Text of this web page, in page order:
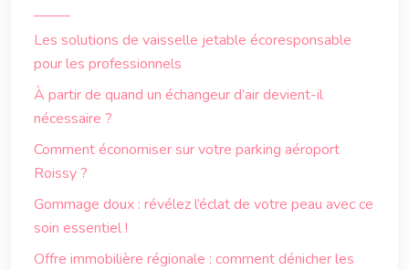
Les solutions de vaisselle jetable écoresponsable
pour les professionnels
À partir de quand un échangeur d’air devient-il
nécessaire ?
Comment économiser sur votre parking aéroport
Roissy ?
Gommage doux : révélez l’éclat de votre peau avec ce
soin essentiel !
Offre immobilière régionale : comment dénicher les